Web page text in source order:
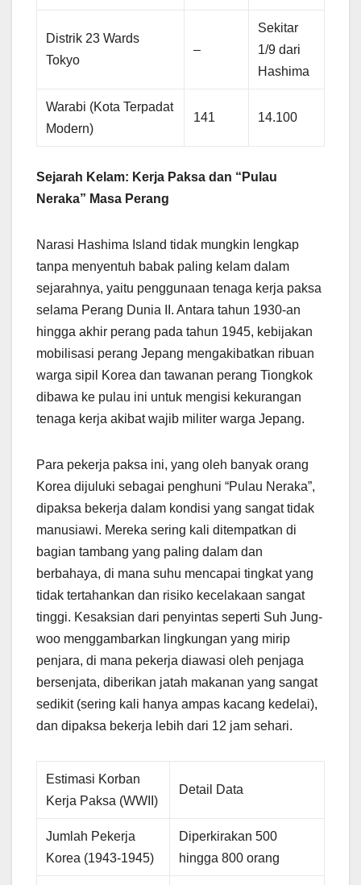
Distrik 23 Wards
Tokyo
–
Sekitar
1/9 dari
Hashima
Warabi (Kota Terpadat
Modern)
141 14.100
Sejarah Kelam: Kerja Paksa dan “Pulau
Neraka” Masa Perang
Narasi Hashima Island tidak mungkin lengkap
tanpa menyentuh babak paling kelam dalam
sejarahnya, yaitu penggunaan tenaga kerja paksa
selama Perang Dunia II. Antara tahun 1930-an
hingga akhir perang pada tahun 1945, kebijakan
mobilisasi perang Jepang mengakibatkan ribuan
warga sipil Korea dan tawanan perang Tiongkok
dibawa ke pulau ini untuk mengisi kekurangan
tenaga kerja akibat wajib militer warga Jepang.
Para pekerja paksa ini, yang oleh banyak orang
Korea dijuluki sebagai penghuni “Pulau Neraka”,
dipaksa bekerja dalam kondisi yang sangat tidak
manusiawi. Mereka sering kali ditempatkan di
bagian tambang yang paling dalam dan
berbahaya, di mana suhu mencapai tingkat yang
tidak tertahankan dan risiko kecelakaan sangat
tinggi. Kesaksian dari penyintas seperti Suh Jung-
woo menggambarkan lingkungan yang mirip
penjara, di mana pekerja diawasi oleh penjaga
bersenjata, diberikan jatah makanan yang sangat
sedikit (sering kali hanya ampas kacang kedelai),
dan dipaksa bekerja lebih dari 12 jam sehari.
Estimasi Korban
Kerja Paksa (WWII)
Detail Data
Jumlah Pekerja
Korea (1943-1945)
Diperkirakan 500
hingga 800 orang